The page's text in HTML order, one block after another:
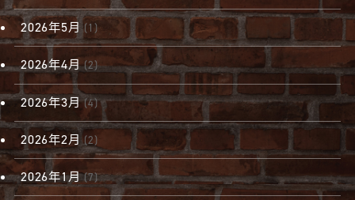
2026年5月 (1)
2026年4月(2)
2026年3月(4)
2026年2月 (2)
2026年1月(7)